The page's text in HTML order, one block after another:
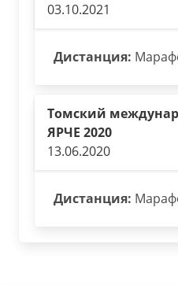
03.10.2021
Дистанция:
Томский
ЯРЧЕ 2020
13.06.2020
Дистанция: